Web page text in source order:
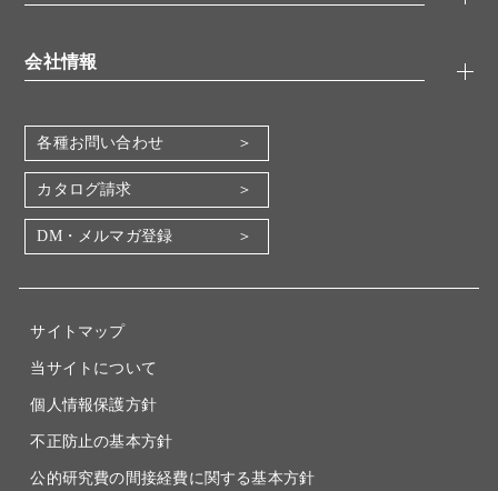
機器・消耗品
会社情報
会社概要
地図・アクセス（本社）
IR情報
電子公告
各種お問い合わせ
カタログ請求
DM・メルマガ登録
サイトマップ
当サイトについて
個人情報保護方針
不正防止の基本方針
公的研究費の間接経費に関する基本方針